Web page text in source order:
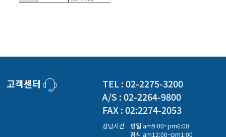
고객센터
TEL : 02-2275-3200
A/S : 02-2264-9800
FAX : 02:2274-2053
상담시간
평일 am9:00~pm6:00
점심 am12:00~pm1:00